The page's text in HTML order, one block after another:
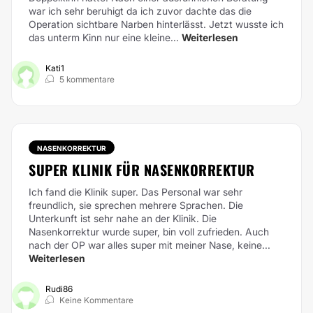
war ich sehr beruhigt da ich zuvor dachte das die
Operation sichtbare Narben hinterlässt. Jetzt wusste ich
das unterm Kinn nur eine kleine... Weiterlesen
Kati1
5 kommentare
NASENKORREKTUR
SUPER KLINIK FÜR NASENKORREKTUR
Ich fand die Klinik super. Das Personal war sehr
freundlich, sie sprechen mehrere Sprachen. Die
Unterkunft ist sehr nahe an der Klinik. Die
Nasenkorrektur wurde super, bin voll zufrieden. Auch
nach der OP war alles super mit meiner Nase, keine...
Weiterlesen
Rudi86
Keine Kommentare